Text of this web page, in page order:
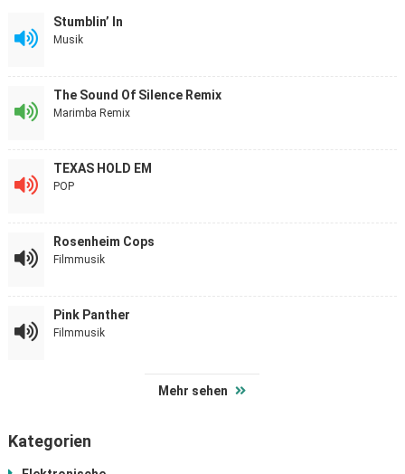
Stumblin’ In
Musik
The Sound Of Silence Remix
Marimba Remix
TEXAS HOLD EM
POP
Rosenheim Cops
Filmmusik
Pink Panther
Filmmusik
Mehr sehen
Kategorien